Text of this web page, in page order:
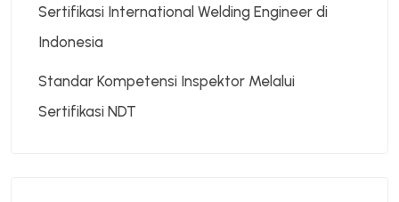
Sertifikasi International Welding Engineer di
Indonesia
Standar Kompetensi Inspektor Melalui
Sertifikasi NDT